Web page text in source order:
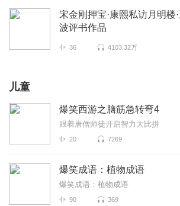
宋金刚押宝·康熙私访月明楼
波评书作品
36 4103.32万
儿童
爆笑西游之脑筋急转弯4
跟着唐僧师徒开启智力大比拼
20 7269
爆笑成语：植物成语
爆笑成语：植物成语
90 369